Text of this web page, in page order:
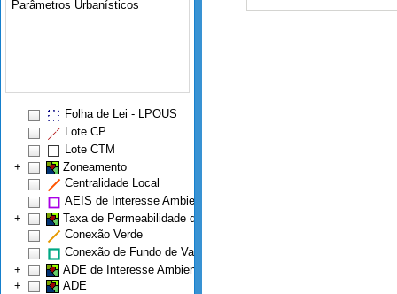
Folha de Lei - LPOUS
Lote CP
Lote CTM
+
Zoneamento
Centralidade Local
AEIS de Interesse Ambiental
+
Taxa de Permeabilidade do Solo (%)
Conexão Verde
Conexão de Fundo de Vale
+
ADE de Interesse Ambiental
+
ADE